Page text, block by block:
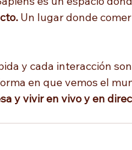
Un lugar donde
y cada interacción
en que vemos el
y vivir en vivo y en